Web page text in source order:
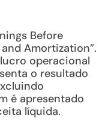
Before
Amortization”.
operacional
o resultado
é apresentado
líquida.